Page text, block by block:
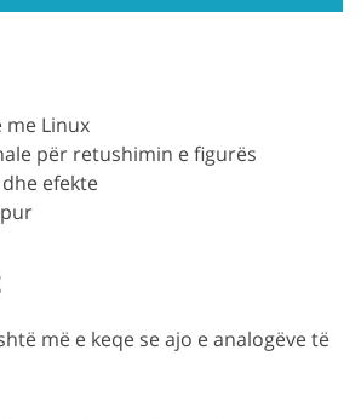
me Linux
për retushimin e figurës
efekte
më e keqe se ajo e analogëve të